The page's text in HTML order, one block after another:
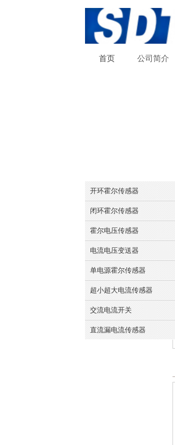
首页 公司 简介
开环霍尔传感器
闭环霍尔传感器
霍尔电压传感器
电流电压变送器
单电源霍尔传感器
超小超大电流传感器
交流电流开关
直流漏电流传感器